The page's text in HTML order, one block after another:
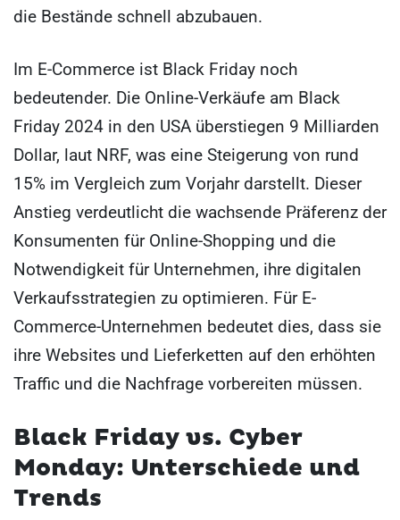
die Bestände schnell abzubauen.
Im E-Commerce ist Black Friday noch
bedeutender. Die Online-Verkäufe am Black
Friday 2024 in den USA überstiegen 9 Milliarden
Dollar, laut NRF, was eine Steigerung von rund
15% im Vergleich zum Vorjahr darstellt. Dieser
Anstieg verdeutlicht die wachsende Präferenz der
Konsumenten für Online-Shopping und die
Notwendigkeit für Unternehmen, ihre digitalen
Verkaufsstrategien zu optimieren. Für E-
Commerce-Unternehmen bedeutet dies, dass sie
ihre Websites und Lieferketten auf den erhöhten
Traffic und die Nachfrage vorbereiten müssen.
Black Friday vs. Cyber
Monday: Unterschiede und
Trends